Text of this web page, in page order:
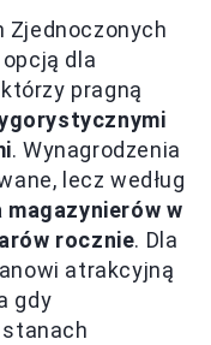
Zjednoczonych
dla
pragną
. Wynagrodzenia
lecz według
magazynierów w
rocznie. Dla
atrakcyjną
gdy